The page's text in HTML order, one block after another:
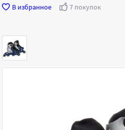
В избранное
7 покупок